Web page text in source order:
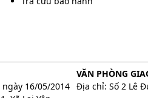
16/05/2014
VĂN PHÒNG
Địa chỉ: Số 2 Lê